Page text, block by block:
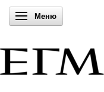
Включи навигацията
Меню